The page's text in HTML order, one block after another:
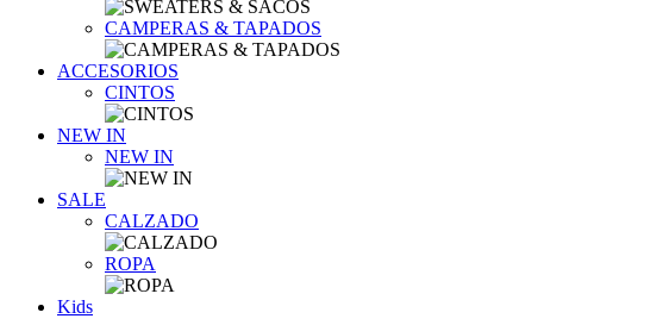
CAMPERAS & TAPADOS
ACCESORIOS
CINTOS
NEW IN
NEW IN
SALE
CALZADO
ROPA
Kids